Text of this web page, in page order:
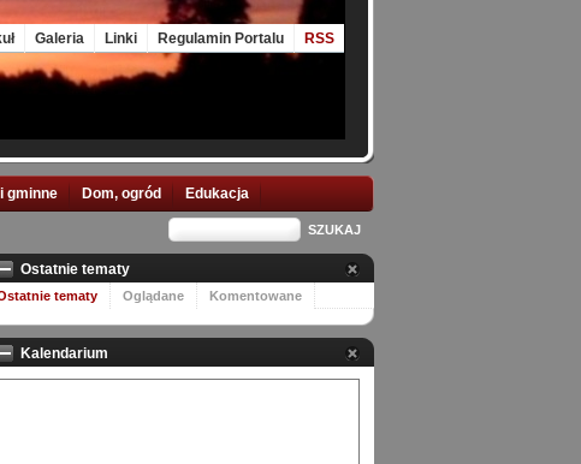
Galeria Linki Regulamin Portalu RSS
gminne Dom, ogród Edukacja
Ostatnie tematy
tematy Oglądane Komentowane
Kalendarium